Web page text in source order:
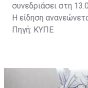
συνεδριάσει στη
Η είδηση
Πηγή: ΚΥΠΕ